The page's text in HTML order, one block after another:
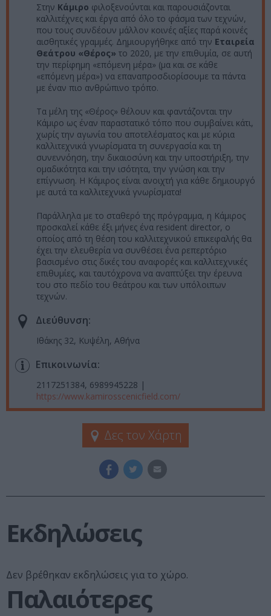
Στην Κάμιρο φιλοξενούνται και παρουσιάζονται
καλλιτέχνες και έργα από όλο το φάσμα των τεχνών,
που τους συνδέουν μάλλον κοινές αξίες παρά κοινές
αισθητικές γραμμές. Δημιουργήθηκε από την Εταιρεία
Θεάτρου «Θέρος» το 2020, με την επιθυμία, σε αυτή
την περίφημη «επόμενη μέρα» (μα και σε κάθε
«επόμενη μέρα») να επαναπροσδιορίσουμε τα πάντα
με έναν πιο ανθρώπινο τρόπο.
Τα μέλη της «Θέρος» θέλουν και φαντάζονται την
Κάμιρο ως έναν παραστατικό τόπο που συμβαίνει κάτι,
χωρίς την αγωνία του αποτελέσματος και με κύρια
καλλιτεχνικά γνωρίσματα τη συνεργασία και τη
συνεννόηση, την δικαιοσύνη και την υποστήριξη, την
ομαδικότητα και την ισότητα, την γνώση και την
επίγνωση. Η Κάμιρος είναι ανοιχτή για κάθε δημιουργό
με αυτά τα καλλιτεχνικά γνωρίσματα!
Παράλληλα με το σταθερό της πρόγραμμα, η Κάμιρος
προσκαλεί κάθε έξι μήνες ένα resident director, ο
οποίος από τη θέση του καλλιτεχνικού επικεφαλής θα
έχει την ελευθερία να συνθέσει ένα ρεπερτόριο
βασισμένο στις δικές του αναφορές και καλλιτεχνικές
επιθυμίες, και ταυτόχρονα να αναπτύξει την έρευνα
του στο πεδίο του θεάτρου και των υπόλοιπων
τεχνών.
Διεύθυνση:
Ιθάκης 32, Κυψέλη, Αθήνα
Επικοινωνία:
2117251384, 6989945228 |
https://www.kamirosscenicfield.com/
Δες τον Χάρτη
Εκδηλώσεις
Δεν βρέθηκαν εκδηλώσεις για το χώρο.
Παλαιότερες